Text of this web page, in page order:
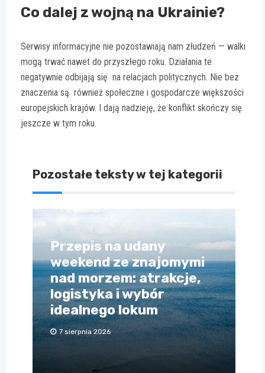
Co dalej z wojną na Ukrainie?
Serwisy informacyjne nie pozostawiają nam złudzeń — walki
mogą trwać nawet do przyszłego roku. Działania te
negatywnie odbijają się na relacjach politycznych. Nie bez
znaczenia są również społeczne i gospodarcze większości
europejskich krajów. I dają nadzieję, że konflikt skończy się
jeszcze w tym roku.
Pozostałe teksty w tej kategorii
Przepis na udany
weekend ze znajomymi
nad morzem: atrakcje,
logistyka i wybór
idealnego lokum
7 sierpnia 2026